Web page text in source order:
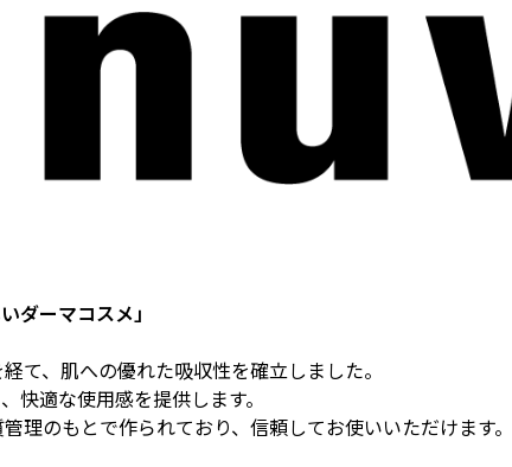
ダーマコスメ」
て、肌への優れた吸収性を確立しました。
快適な使用感を提供します。
理のもとで作られており、信頼してお使いいただけます。